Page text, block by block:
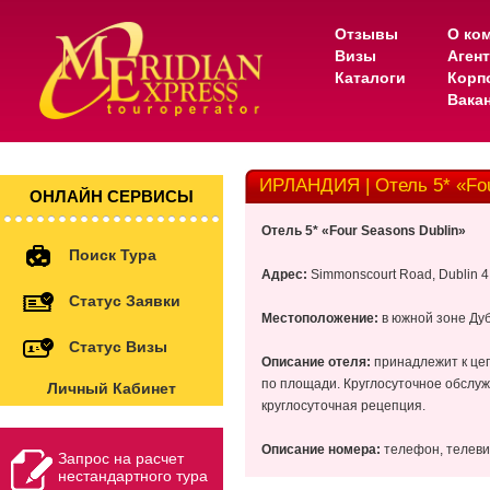
Отзывы
Визы
Каталоги
О
ОНЛАЙН СЕРВИСЫ
Поиск Тура
Статус Заявки
Статус Визы
Личный Кабинет
Запрос на расчет
нестандартного тура
ИРЛАНДИЯ | Отель 5*
Отель 5* «Four Seasons Dublin»
Адрес: Simmonscourt Road, Dublin
Местоположение: в южной зоне
Описание отеля: принадлежит к
по площади. Круглосуточное
круглосуточная рецепция.
Описание номера: телефон,